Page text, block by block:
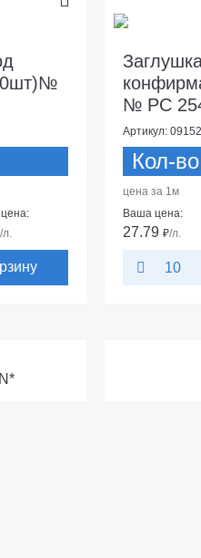
/л.
№ PC
Артикул:
Кол-
цена за 1м
Ваша цена:
27.79 ₽/л.
10